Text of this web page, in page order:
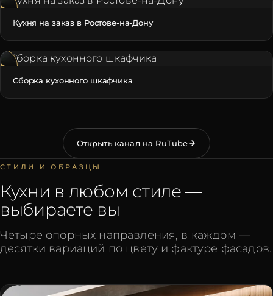
Кухня на заказ в Ростове-на-Дону
Сборка кухонного шкафчика
Открыть канал на RuTube
СТИЛИ И ОБРАЗЦЫ
Кухни в любом стиле —
выбираете вы
Четыре опорных направления, в каждом —
десятки вариаций по цвету и фактуре фасадов.